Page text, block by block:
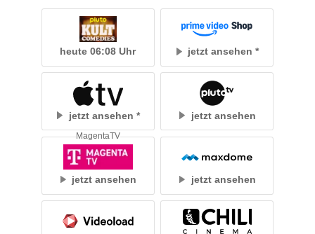
heute 06:08 Uhr jetzt ansehen
jetzt ansehen jetzt ansehen
jetzt ansehen
MagentaTV
jetzt ansehen